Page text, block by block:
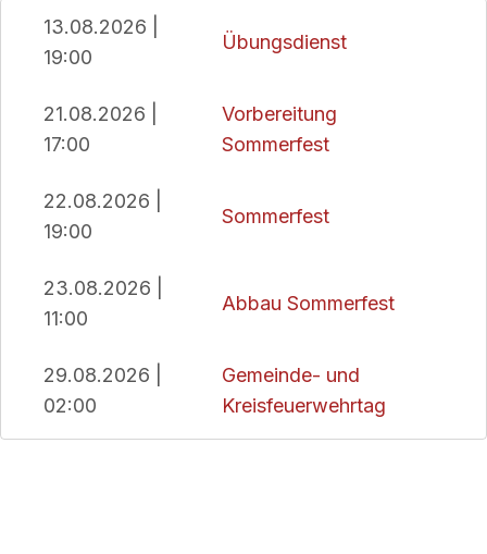
13.08.2026 |
19:00
Übungsdienst
21.08.2026 |
17:00
Vorbereitung
Sommerfest
22.08.2026 |
19:00
Sommerfest
23.08.2026 |
11:00
Abbau Sommerfest
29.08.2026 |
02:00
Gemeinde- und
Kreisfeuerwehrtag